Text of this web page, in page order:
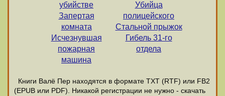
убийстве
Запертая
комната
Исчезнувшая
пожарная
машина
Убийца
полицейского
Стальной прыжок
Гибель 31-го
отдела
Книги Валё Пер находятся в формате ТХТ (RTF) или FB2
(EPUB или PDF). Никакой регистрации не нужно - скачать